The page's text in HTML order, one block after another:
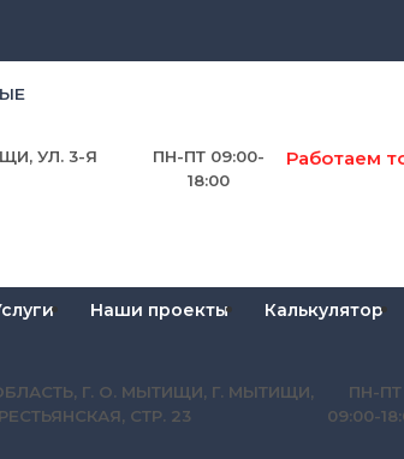
УЛ. 3-Я
ПН-ПТ 09:00-
18:00
Работаем
Наши проекты Калькулятор
Г. О. МЫТИЩИ, Г. МЫТИЩИ,
СТР. 23
ПН-ПТ
09:00-